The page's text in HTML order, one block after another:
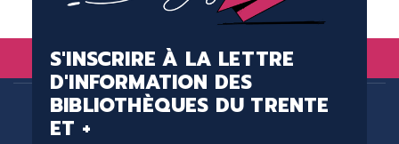
S'INSCRIRE À LA LETTRE
D'INFORMATION DES
BIBLIOTHÈQUES DU TRENTE
ET +